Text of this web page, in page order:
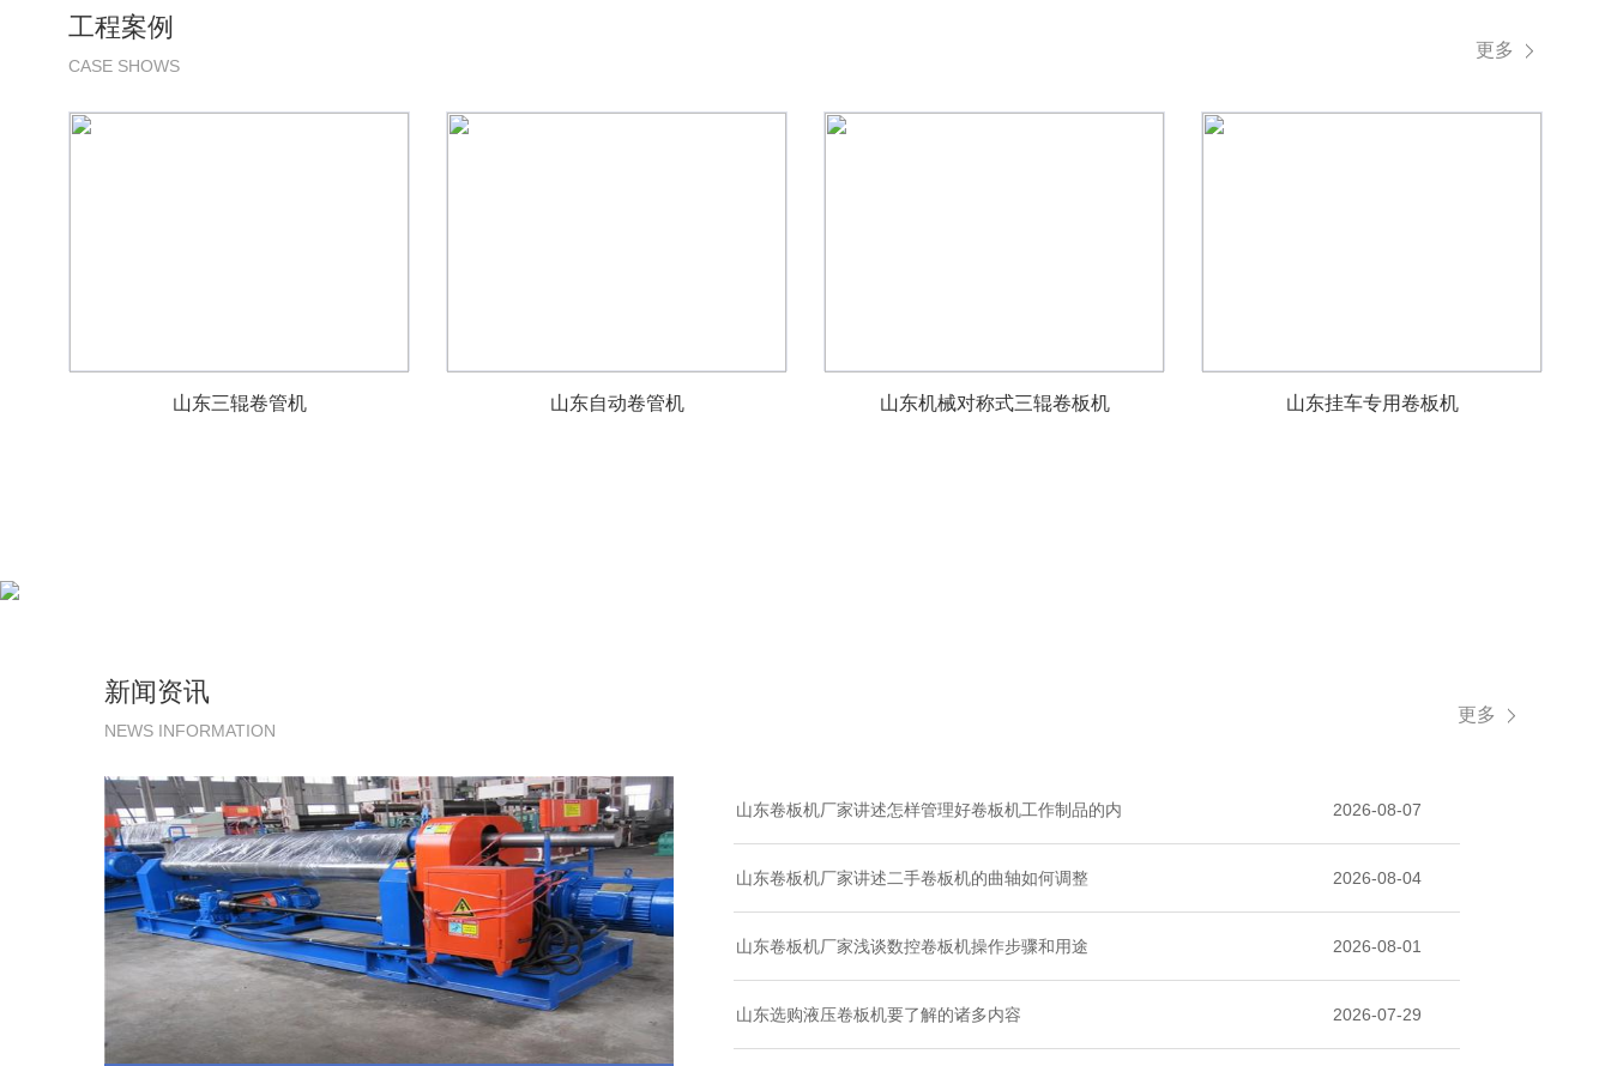
工程案例
CASE SHOWS
更多
山东三辊卷管机 山东自动卷管机 山东机械对称式三辊卷板机 山东挂车专用卷板机
新闻资讯
NEWS INFORMATION
更多
山东卷板机厂家讲述怎样管理好卷板机工作制品的内 2026-08-07
山东卷板机厂家讲述二手卷板机的曲轴如何调整 2026-08-04
山东卷板机厂家浅谈数控卷板机操作步骤和用途 2026-08-01
山东选购液压卷板机要了解的诸多内容 2026-07-29